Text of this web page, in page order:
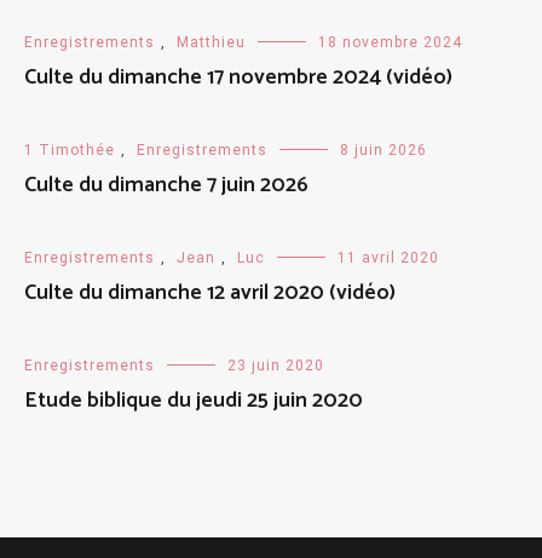
Enregistrements Matthieu 18 novembre 2024
Culte du dimanche 17 novembre 2024 (vidéo)
1 Timothée Enregistrements 8 juin 2026
Culte du dimanche 7 juin 2026
Enregistrements Jean Luc 11 avril 2020
Culte du dimanche 12 avril 2020 (vidéo)
Enregistrements 23 juin 2020
Etude biblique du jeudi 25 juin 2020